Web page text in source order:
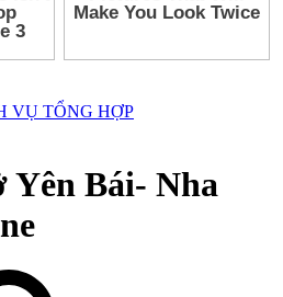
VỤ TỔNG HỢP
Yên Bái- Nha